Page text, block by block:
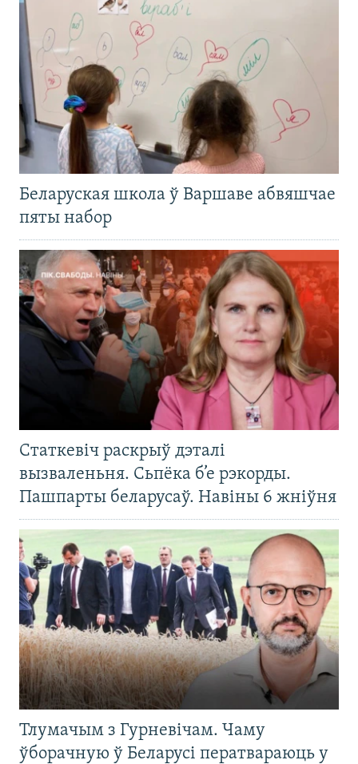
Беларуская школа ў Варшаве абвяшчае
пяты набор
Статкевіч раскрыў дэталі
вызваленьня. Сьпёка б’е рэкорды.
Пашпарты беларусаў. Навіны 6 жніўня
Тлумачым з Гурневічам. Чаму
ўборачную ў Беларусі ператвараюць у